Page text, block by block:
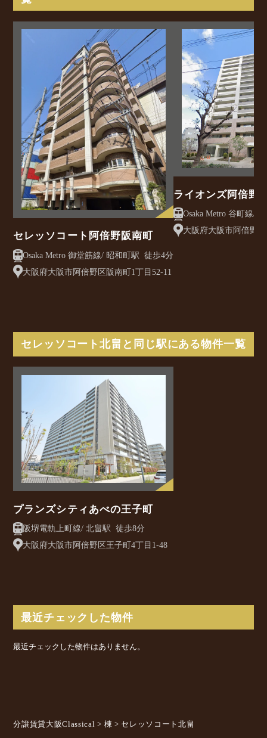
セレッソコート阿倍野阪南町
Osaka Metro 御堂筋線/ 昭和町駅 徒歩4分
大阪府大阪市阿倍野区阪南町1丁目52-11
ライオンズ阿倍野
大阪府大阪市阿倍野
セレッソコート北畠と同じ駅にある物件一覧
プランズシティあべの王子町
阪堺電軌上町線/ 北畠駅 徒歩8分
大阪府大阪市阿倍野区王子町4丁目1-48
最近チェックした物件
最近チェックした物件はありません。
分譲賃貸大阪Classical > 棟 > セレッソコート北畠